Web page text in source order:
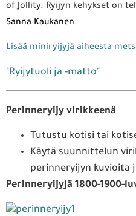
of Jollity. Ryijyn kehykset on
Sanna Kaukanen
Lisää miniryijyjä aiheesta
"Ryijytuoli ja -matto"
Perinneryijy virikkeenä
Tutustu kotisi tai
Käytä suunnittelun
perinneryijyn kuvioita
Perinneryijyjä 1800-1900-